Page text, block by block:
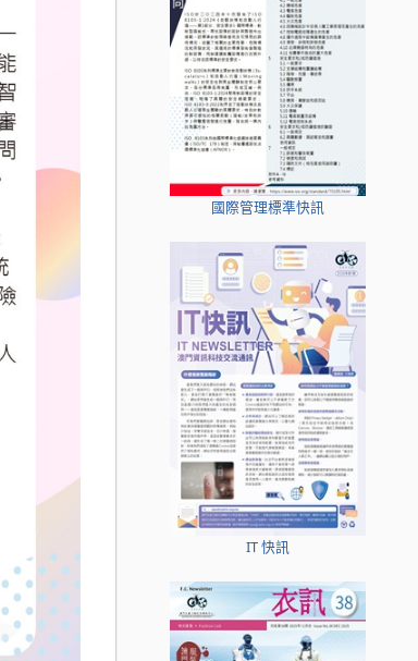
國際管理標準快訊
IT 快訊